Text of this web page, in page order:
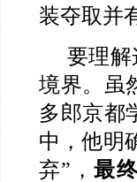
装夺取并
要理解
境界。虽
多郎京都
中，他明
弃”，最